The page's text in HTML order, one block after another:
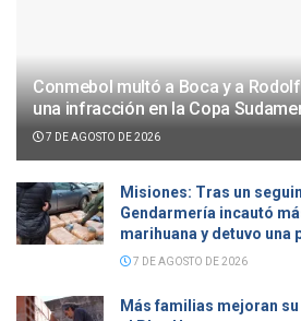
Conmebol multó a Boca y a
una infracción en la Copa
7 DE AGOSTO DE 2026
Misiones: Tras un
Gendarmería incautó
marihuana y detuvo una
7 DE AGOSTO DE 2026
Más familias mejoran